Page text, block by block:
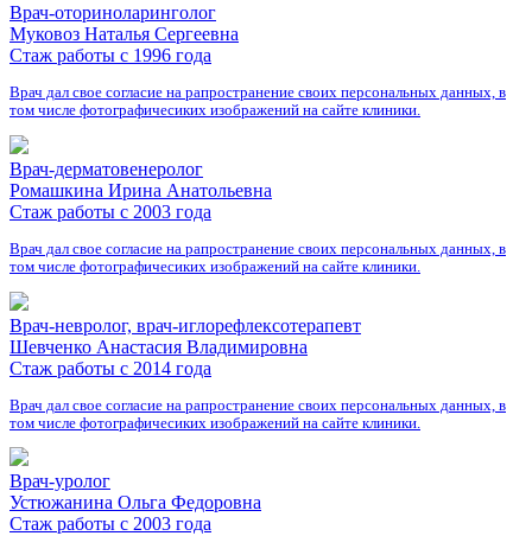
Врач-оториноларинголог
Муковоз Наталья Сергеевна
Стаж работы с 1996 года
Врач дал свое согласие на рапространение своих персональных данных, в
том числе фотографичесиких изображений на сайте клиники.
Врач-дерматовенеролог
Ромашкина Ирина Анатольевна
Стаж работы с 2003 года
Врач дал свое согласие на рапространение своих персональных данных, в
том числе фотографичесиких изображений на сайте клиники.
Врач-невролог, врач-иглорефлексотерапевт
Шевченко Анастасия Владимировна
Стаж работы с 2014 года
Врач дал свое согласие на рапространение своих персональных данных, в
том числе фотографичесиких изображений на сайте клиники.
Врач-уролог
Устюжанина Ольга Федоровна
Стаж работы с 2003 года